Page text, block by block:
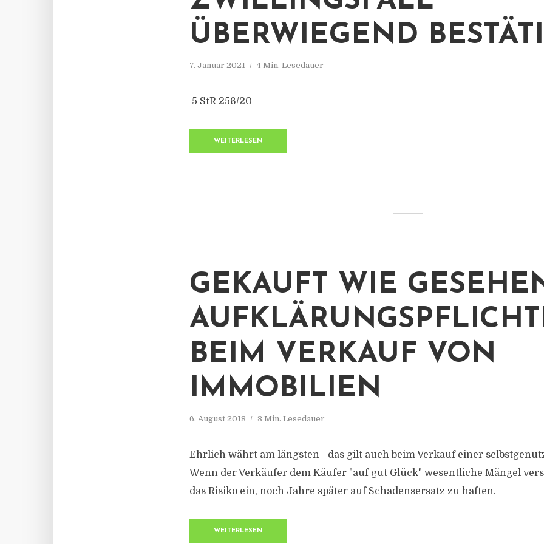
ÜBERWIEGEND
7. Januar 2021 4 Min. Lesedauer
5 StR 256/20
WEITERLESEN
GEKAUFT WIE
BEIM VERKAUF VON
IMMOBILIEN
6. August 2018 3 Min. Lesedauer
Ehrlich währt am längsten - das gilt auch beim Verkauf einer
Wenn der Verkäufer dem Käufer "auf gut Glück" wesentliche Mängel
das Risiko ein, noch Jahre später auf Schadensersatz zu haften.
WEITERLESEN